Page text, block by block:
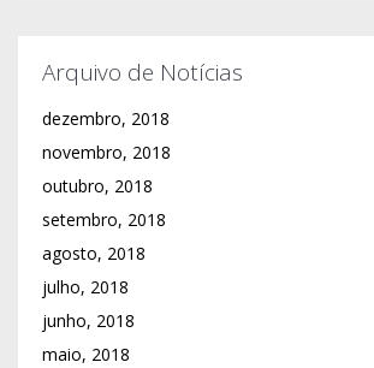
Arquivo de Notícias
dezembro, 2018
novembro, 2018
outubro, 2018
setembro, 2018
agosto, 2018
julho, 2018
junho, 2018
maio, 2018